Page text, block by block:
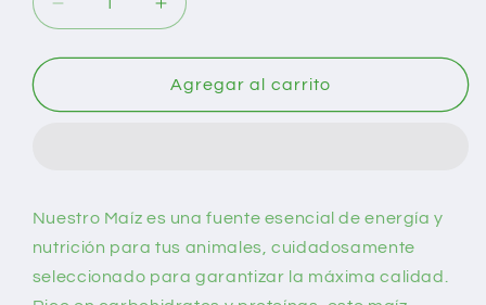
Reducir
cantidad
para
Aumentar
cantidad
para
Maíz
Agregar al carrito
Nuestro Maíz es una fuente esencial de energía y
nutrición para tus animales, cuidadosamente
seleccionado para garantizar la máxima calidad.